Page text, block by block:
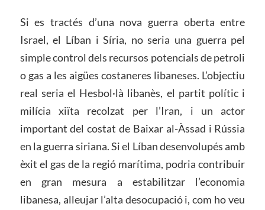
Si es tractés d’una nova guerra oberta entre
Israel, el Líban i Síria, no seria una guerra pel
simple control dels recursos potencials de petroli
o gas a les aigües costaneres libaneses. L’objectiu
real seria el Hesbol·là libanès, el partit polític i
milícia xiïta recolzat per l’Iran, i un actor
important del costat de Baixar al-Àssad i Rússia
en la guerra siriana. Si el Líban desenvolupés amb
èxit el gas de la regió marítima, podria contribuir
en gran mesura a estabilitzar l’economia
libanesa, alleujar l’alta desocupació i, com ho veu